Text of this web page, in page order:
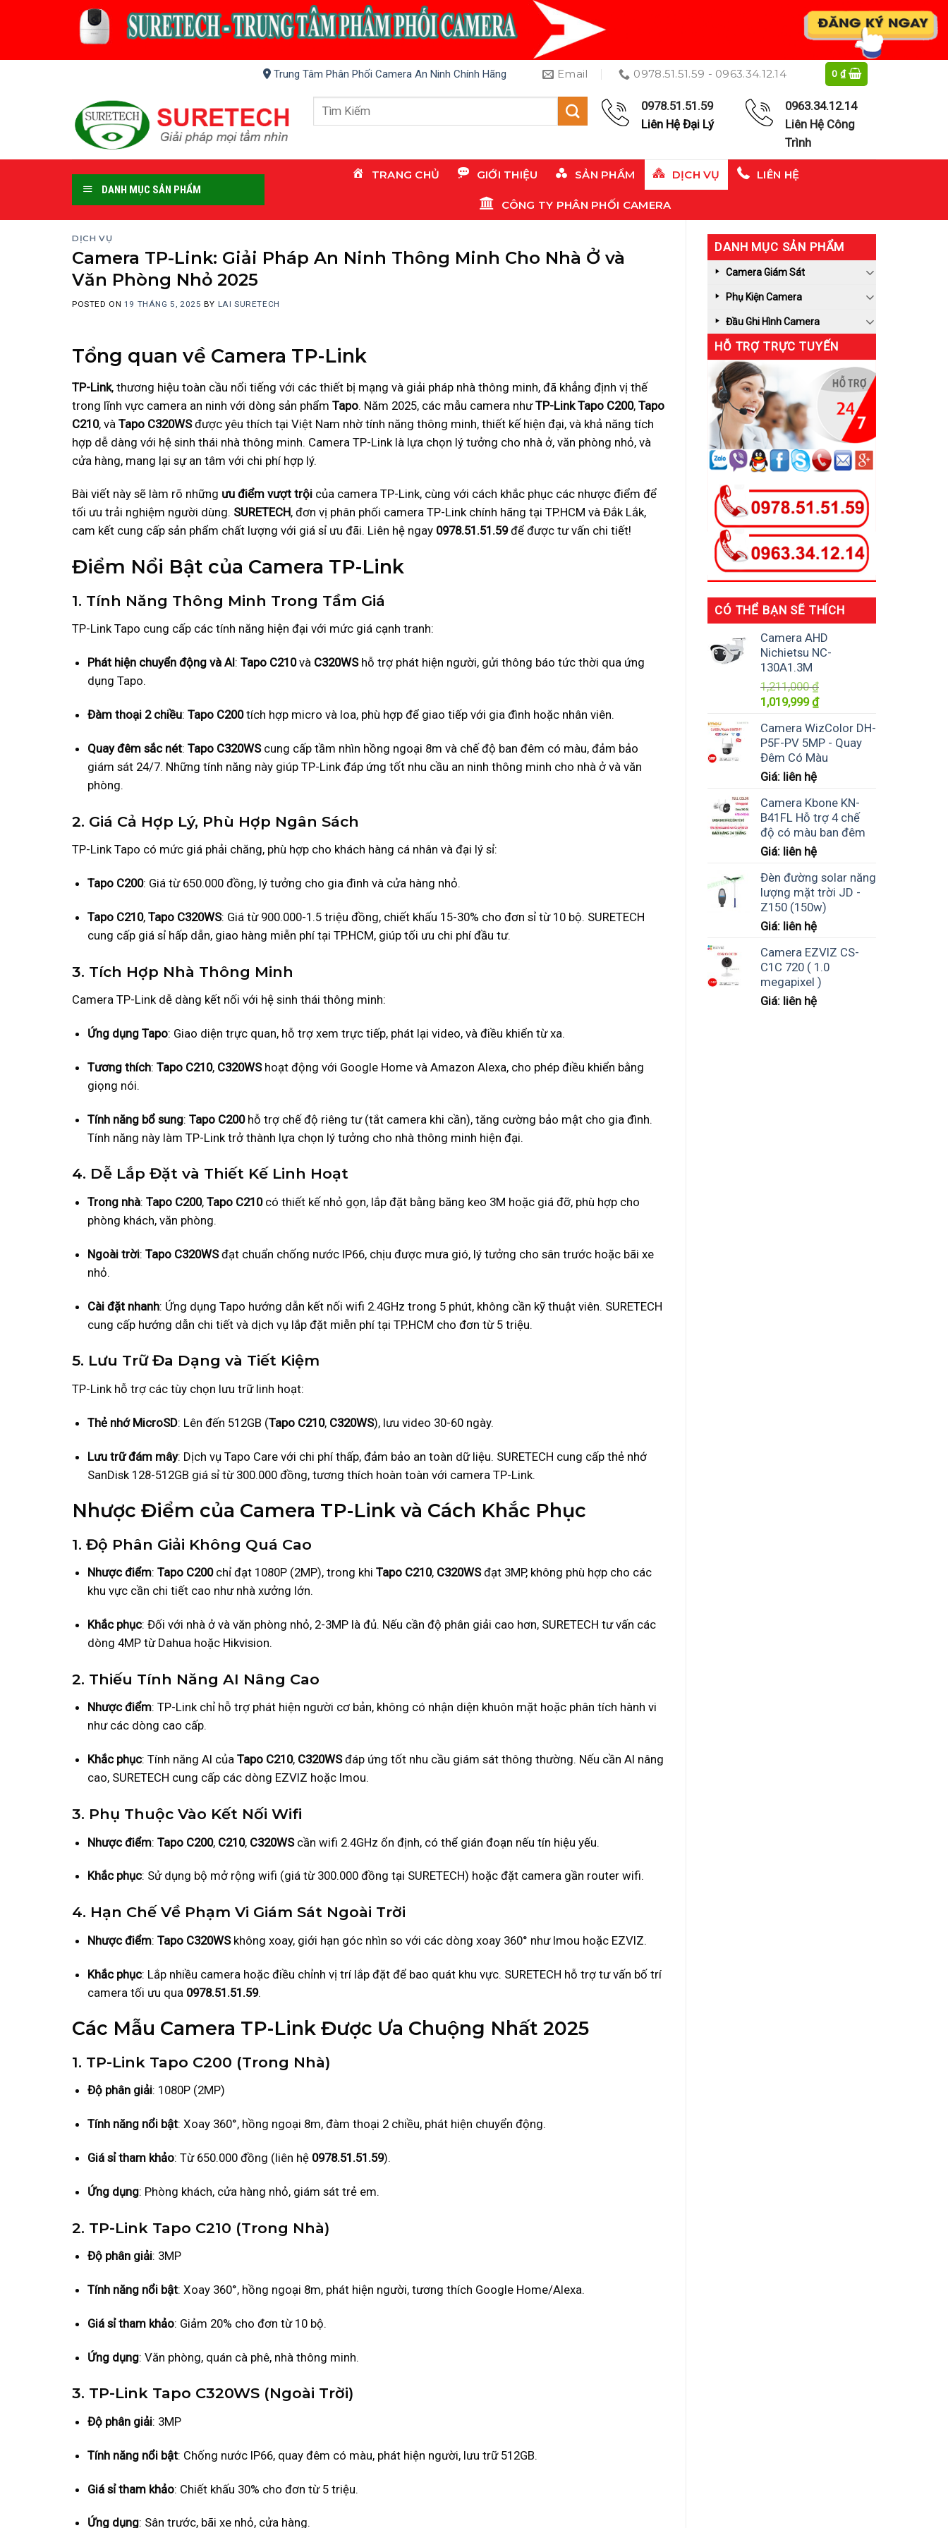
Trung Tâm Phân Phối Camera An Ninh Chính Hãng Email 0978.51.51.59 - 0963.34.12.14 0₫
Tìm
0978.51.51.59
Liên Hệ Đại Lý
0963.34.12.14
Liên Hệ Công
Trình
DANH MỤC SẢN PHẨM
TRANG CHỦ GIỚI THIỆU SẢN PHẨM DỊCH VỤ LIÊN HỆ
CÔNG TY PHÂN PHỐI CAMERA
DỊCH VỤ
Camera TP-Link: Giải Pháp An Ninh Thông Minh Cho Nhà Ở và
Văn Phòng Nhỏ 2025
POSTED ON 19 THÁNG 5, 2025 BY LAI SURETECH
Tổng quan về Camera TP-Link
TP-Link, thương hiệu toàn cầu nổi tiếng với các thiết bị mạng và giải pháp nhà thông minh, đã khẳng định vị thế
trong lĩnh vực camera an ninh với dòng sản phẩm Tapo. Năm 2025, các mẫu camera nhưTP-Link Tapo C200, Tapo
C210, và Tapo C320WSđược yêu thích tại Việt Nam nhờ tính năng thông minh, thiết kế hiện đại, và khả năng tích
hợp dễ dàng với hệ sinh thái nhà thông minh. Camera TP-Link là lựa chọn lý tưởng cho nhà ở, văn phòng nhỏ, và
cửa hàng, mang lại sự an tâm với chi phí hợp lý.
Bài viết này sẽ làm rõ những ưu điểm vượt trội của camera TP-Link, cùng với cách khắc phục các nhược điểm để
tối ưu trải nghiệm người dùng. SURETECH, đơn vị phân phối camera TP-Link chính hãng tại TP.HCM và Đắk Lắk,
cam kết cung cấp sản phẩm chất lượng với giá sỉ ưu đãi. Liên hệ ngay 0978.51.51.59để được tư vấn chi tiết!
Điểm Nổi Bật của Camera TP-Link
1. Tính Năng Thông Minh Trong Tầm Giá
TP-Link Tapo cung cấp các tính năng hiện đại với mức giá cạnh tranh:
Phát hiện chuyển động và AI: Tapo C210và C320WShỗ trợ phát hiện người, gửi thông báo tức thời qua ứng
dụng Tapo.
Đàm thoại 2 chiều: Tapo C200tích hợp micro và loa, phù hợp để giao tiếp với gia đình hoặc nhân viên.
Quay đêm sắc nét: Tapo C320WScung cấp tầm nhìn hồng ngoại 8m và chế độ ban đêm có màu, đảm bảo
giám sát 24/7. Những tính năng này giúp TP-Link đáp ứng tốt nhu cầu an ninh thông minh cho nhà ở và văn
phòng.
2. Giá Cả Hợp Lý, Phù Hợp Ngân Sách
TP-Link Tapo có mức giá phải chăng, phù hợp cho khách hàng cá nhân và đại lý sỉ:
Tapo C200: Giá từ 650.000 đồng, lý tưởng cho gia đình và cửa hàng nhỏ.
Tapo C210, Tapo C320WS: Giá từ 900.000-1.5 triệu đồng, chiết khấu 15-30% cho đơn sỉ từ 10 bộ. SURETECH
cung cấp giá sỉ hấp dẫn, giao hàng miễn phí tại TP.HCM, giúp tối ưu chi phí đầu tư.
3. Tích Hợp Nhà Thông Minh
Camera TP-Link dễ dàng kết nối với hệ sinh thái thông minh:
Ứng dụng Tapo: Giao diện trực quan, hỗ trợ xem trực tiếp, phát lại video, và điều khiển từ xa.
Tương thích: Tapo C210, C320WShoạt động với Google Home và Amazon Alexa, cho phép điều khiển bằng
giọng nói.
Tính năng bổ sung: Tapo C200hỗ trợ chế độ riêng tư (tắt camera khi cần), tăng cường bảo mật cho gia đình.
Tính năng này làm TP-Link trở thành lựa chọn lý tưởng cho nhà thông minh hiện đại.
4. Dễ Lắp Đặt và Thiết Kế Linh Hoạt
Trong nhà: Tapo C200, Tapo C210có thiết kế nhỏ gọn, lắp đặt bằng băng keo 3M hoặc giá đỡ, phù hợp cho
phòng khách, văn phòng.
Ngoài trời: Tapo C320WSđạt chuẩn chống nước IP66, chịu được mưa gió, lý tưởng cho sân trước hoặc bãi xe
nhỏ.
Cài đặt nhanh: Ứng dụng Tapo hướng dẫn kết nối wifi 2.4GHz trong 5 phút, không cần kỹ thuật viên. SURETECH
cung cấp hướng dẫn chi tiết và dịch vụ lắp đặt miễn phí tại TP.HCM cho đơn từ 5 triệu.
5. Lưu Trữ Đa Dạng và Tiết Kiệm
TP-Link hỗ trợ các tùy chọn lưu trữ linh hoạt:
Thẻ nhớ MicroSD: Lên đến 512GB (Tapo C210, C320WS), lưu video 30-60 ngày.
Lưu trữ đám mây: Dịch vụ Tapo Care với chi phí thấp, đảm bảo an toàn dữ liệu. SURETECH cung cấp thẻ nhớ
SanDisk 128-512GB giá sỉ từ 300.000 đồng, tương thích hoàn toàn với camera TP-Link.
Nhược Điểm của Camera TP-Link và Cách Khắc Phục
1. Độ Phân Giải Không Quá Cao
Nhược điểm: Tapo C200chỉ đạt 1080P (2MP), trong khi Tapo C210, C320WSđạt 3MP, không phù hợp cho các
khu vực cần chi tiết cao như nhà xưởng lớn.
Khắc phục: Đối với nhà ở và văn phòng nhỏ, 2-3MP là đủ. Nếu cần độ phân giải cao hơn, SURETECH tư vấn các
dòng 4MP từ Dahua hoặc Hikvision.
2. Thiếu Tính Năng AI Nâng Cao
Nhược điểm: TP-Link chỉ hỗ trợ phát hiện người cơ bản, không có nhận diện khuôn mặt hoặc phân tích hành vi
như các dòng cao cấp.
Khắc phục: Tính năng AI của Tapo C210, C320WSđáp ứng tốt nhu cầu giám sát thông thường. Nếu cần AI nâng
cao, SURETECH cung cấp các dòng EZVIZ hoặc Imou.
3. Phụ Thuộc Vào Kết Nối Wifi
Nhược điểm: Tapo C200, C210, C320WScần wifi 2.4GHz ổn định, có thể gián đoạn nếu tín hiệu yếu.
Khắc phục: Sử dụng bộ mở rộng wifi (giá từ 300.000 đồng tại SURETECH) hoặc đặt camera gần router wifi.
4. Hạn Chế Về Phạm Vi Giám Sát Ngoài Trời
Nhược điểm: Tapo C320WSkhông xoay, giới hạn góc nhìn so với các dòng xoay 360° như Imou hoặc EZVIZ.
Khắc phục: Lắp nhiều camera hoặc điều chỉnh vị trí lắp đặt để bao quát khu vực. SURETECH hỗ trợ tư vấn bố trí
camera tối ưu qua 0978.51.51.59.
Các Mẫu Camera TP-Link Được Ưa Chuộng Nhất 2025
1. TP-Link Tapo C200 (Trong Nhà)
Độ phân giải: 1080P (2MP)
Tính năng nổi bật: Xoay 360°, hồng ngoại 8m, đàm thoại 2 chiều, phát hiện chuyển động.
Giá sỉ tham khảo: Từ 650.000 đồng (liên hệ 0978.51.51.59).
Ứng dụng: Phòng khách, cửa hàng nhỏ, giám sát trẻ em.
2. TP-Link Tapo C210 (Trong Nhà)
Độ phân giải: 3MP
Tính năng nổi bật: Xoay 360°, hồng ngoại 8m, phát hiện người, tương thích Google Home/Alexa.
Giá sỉ tham khảo: Giảm 20% cho đơn từ 10 bộ.
Ứng dụng: Văn phòng, quán cà phê, nhà thông minh.
3. TP-Link Tapo C320WS (Ngoài Trời)
Độ phân giải: 3MP
Tính năng nổi bật: Chống nước IP66, quay đêm có màu, phát hiện người, lưu trữ 512GB.
Giá sỉ tham khảo: Chiết khấu 30% cho đơn từ 5 triệu.
Ứng dụng: Sân trước, bãi xe nhỏ, cửa hàng.
DANH MỤC SẢN PHẨM
Camera Giám Sát
Phụ Kiện Camera
Đầu Ghi Hình Camera
HỖ TRỢ TRỰC TUYẾN
CÓ THỂ BẠN SẼ THÍCH
Camera AHD
Nichietsu NC-
130A1.3M
1,211,000₫
Giá
là:
1,211,000 ₫.
1,019,999₫Giá
tại
là:
1,019,999 ₫.
Camera WizColor DH-
P5F-PV 5MP - Quay
Đêm Có Màu
Giá: liên hệ
Camera Kbone KN-
B41FL Hỗ trợ 4 chế
độ có màu ban đêm
Giá: liên hệ
Đèn đường solar năng
lượng mặt trời JD -
Z150 (150w)
Giá: liên hệ
Camera EZVIZ CS-
C1C 720 ( 1.0
megapixel )
Giá: liên hệ